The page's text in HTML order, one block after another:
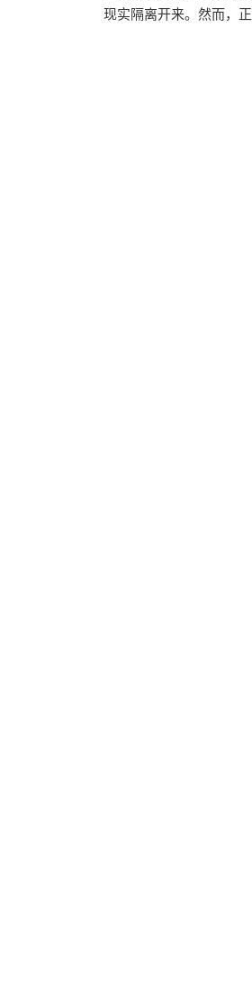
现实隔离开来。然而，